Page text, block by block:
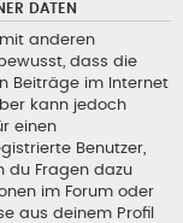
DATEN
anderen
dass die
Beiträge im Internet
kann jedoch
einen
Benutzer,
du Fragen dazu
im Forum oder
aus deinem Profil